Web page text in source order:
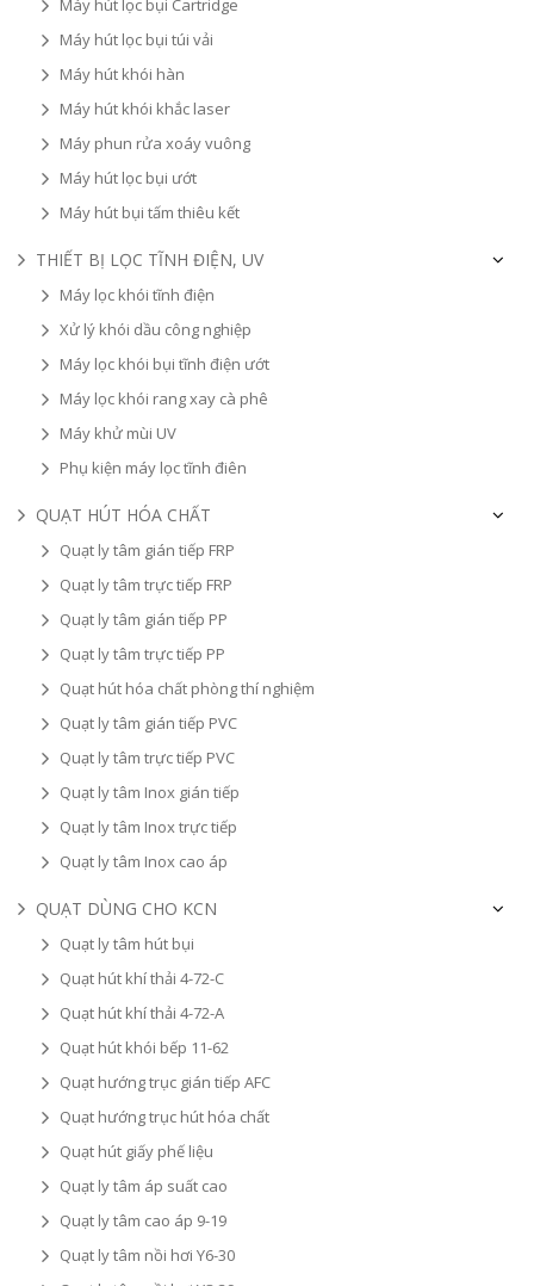
Máy hút lọc bụi Cartridge
Máy hút lọc bụi túi vải
Máy hút khói hàn
Máy hút khói khắc laser
Máy phun rửa xoáy vuông
Máy hút lọc bụi ướt
Máy hút bụi tấm thiêu kết
THIẾT BỊ LỌC TĨNH ĐIỆN, UV
Máy lọc khói tĩnh điện
Xử lý khói dầu công nghiệp
Máy lọc khói bụi tĩnh điện ướt
Máy lọc khói rang xay cà phê
Máy khử mùi UV
Phụ kiện máy lọc tĩnh điên
QUẠT HÚT HÓA CHẤT
Quạt ly tâm gián tiếp FRP
Quạt ly tâm trực tiếp FRP
Quạt ly tâm gián tiếp PP
Quạt ly tâm trực tiếp PP
Quạt hút hóa chất phòng thí nghiệm
Quạt ly tâm gián tiếp PVC
Quạt ly tâm trực tiếp PVC
Quạt ly tâm Inox gián tiếp
Quạt ly tâm Inox trực tiếp
Quạt ly tâm Inox cao áp
QUẠT DÙNG CHO KCN
Quạt ly tâm hút bụi
Quạt hút khí thải 4-72-C
Quạt hút khí thải 4-72-A
Quạt hút khói bếp 11-62
Quạt hướng trục gián tiếp AFC
Quạt hướng trục hút hóa chất
Quạt hút giấy phế liệu
Quạt ly tâm áp suất cao
Quạt ly tâm cao áp 9-19
Quạt ly tâm nồi hơi Y6-30